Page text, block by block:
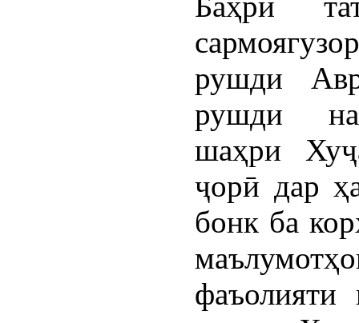
рушди
рушди
шаҳри
ҷорӣ дар
бонк ба
фаъолияти